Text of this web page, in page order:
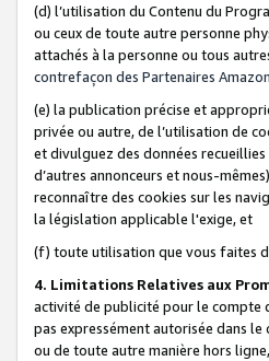
(d) l’utilisation du Contenu du
ou ceux de toute autre personne
attachés à la personne ou tous
contrefaçon des Partenaires
(e) la publication précise et
privée ou autre, de l’utilisation de
et divulguez des données
d’autres annonceurs et nous-
reconnaître des cookies sur les
la législation applicable l'exige, et
(f) toute utilisation que vous faites
4. Limitations Relatives aux
activité de publicité pour le compte
pas expressément autorisée dans le
ou de toute autre manière hors